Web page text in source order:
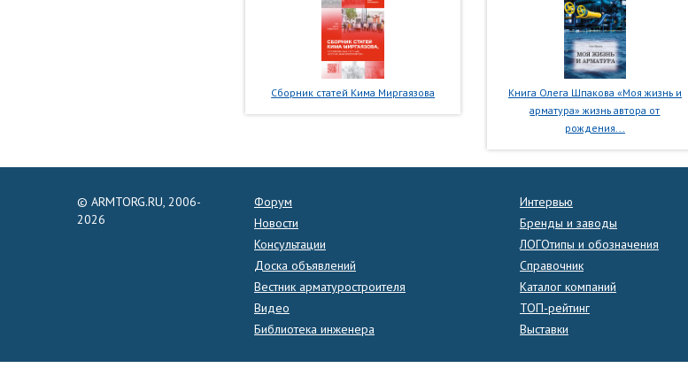
Сборник статей Кима Миргаязова
Книга Олега Шпакова «Моя жизнь и
арматура» жизнь автора от
рождения...
© ARMTORG.RU, 2006-
2026
Форум
Новости
Консультации
Доска объявлений
Вестник арматуростроителя
Видео
Библиотека инженера
Интервью
Бренды и заводы
ЛОГОтипы и обозначения
Справочник
Каталог компаний
ТОП-рейтинг
Выставки